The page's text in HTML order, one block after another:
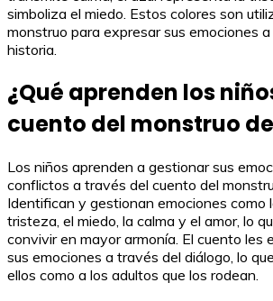
simboliza el miedo. Estos colores son
monstruo para expresar sus emociones a
historia.
¿Qué aprenden los
cuento del monstruo
Los niños aprenden a gestionar sus
conflictos a través del cuento del
Identifican y gestionan emociones como
tristeza, el miedo, la calma y el amor, lo
convivir en mayor armonía. El cuento les
sus emociones a través del diálogo, lo
ellos como a los adultos que los rodean.